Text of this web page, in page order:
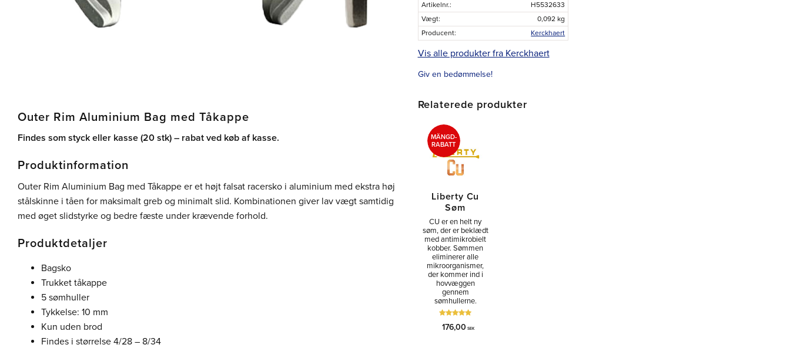
Artikelnr.
H5532633
Vægt
0,092 kg
Producent
Kerckhaert
Vis alle produkter fra Kerckhaert
Giv en bedømmelse!
Outer Rim Aluminium Bag med Tåkappe
Findes som styck eller kasse (20 stk) – rabat ved køb af kasse.
Produktinformation
Outer Rim Aluminium Bag med Tåkappe er et højt falsat racersko i aluminium med ekstra høj
stålskinne i tåen for maksimalt greb og minimalt slid. Kombinationen giver lav vægt samtidig
med øget slidstyrke og bedre fæste under krævende forhold.
Produktdetaljer
Bagsko
Trukket tåkappe
5 sømhuller
Tykkelse: 10 mm
Kun uden brod
Findes i størrelse 4/28 – 8/34
Relaterede produkter
Liberty Cu
Søm
CU er en helt ny
søm, der er beklædt
med antimikrobielt
kobber. Sømmen
eliminerer alle
mikroorganismer,
der kommer ind i
hovvæggen
gennem
sømhullerne.
176,00 SEK
MÄNGD-
RABATT